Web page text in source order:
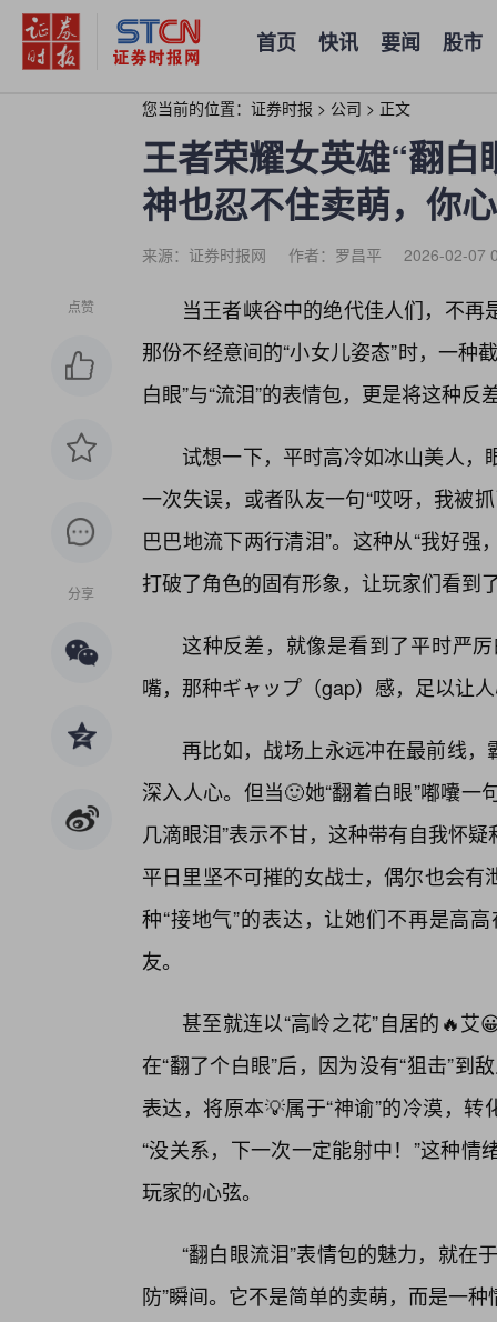
首页 快讯 要闻 股市
您当前的位置： 证券时报 > 公司 > 正文
王者荣耀女英雄“翻
神也忍不住卖萌，你
来源：证券时报网 作者：罗昌平 2026-02-07
点赞
分享
当王者峡谷中的绝代佳人们，不
那份不经意间的“小女儿姿态”时，一种
白眼”与“流泪”的表情包，更是将这种反
试想一下，平时高冷如冰山美人
一次失误，或者队友一句“哎呀，我被
巴巴地流下两行清泪”。这种从“我好强
打破了角色的固有形象，让玩家们看到
这种反差，就像是看到了平时严
嘴，那种ギャップ（gap）感，足以让
再比如，战场上永远冲在最前线，
深入人心。但当🙂她“翻着白眼”嘟囔一
几滴眼泪”表示不甘，这种带有自我怀
平日里坚不可摧的女战士，偶尔也会
种“接地气”的表达，让她们不再是高
友。
甚至就连以“高岭之花”自居的🔥
在“翻了个白眼”后，因为没有“狙击”到
表达，将原本💡属于“神谕”的冷漠，
“没关系，下一次一定能射中！”这种
玩家的心弦。
“翻白眼流泪”表情包的魅力，就在
防”瞬间。它不是简单的卖萌，而是一